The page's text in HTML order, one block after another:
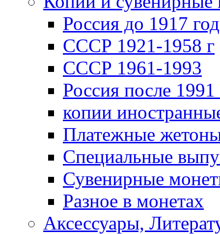
Россия до 1917
СССР 1921-1958 г
СССР 1961-1993
Россия после 1991
копии
Платежные
Специальные
Сувенирные
Разное в монетах
Аксессуары,